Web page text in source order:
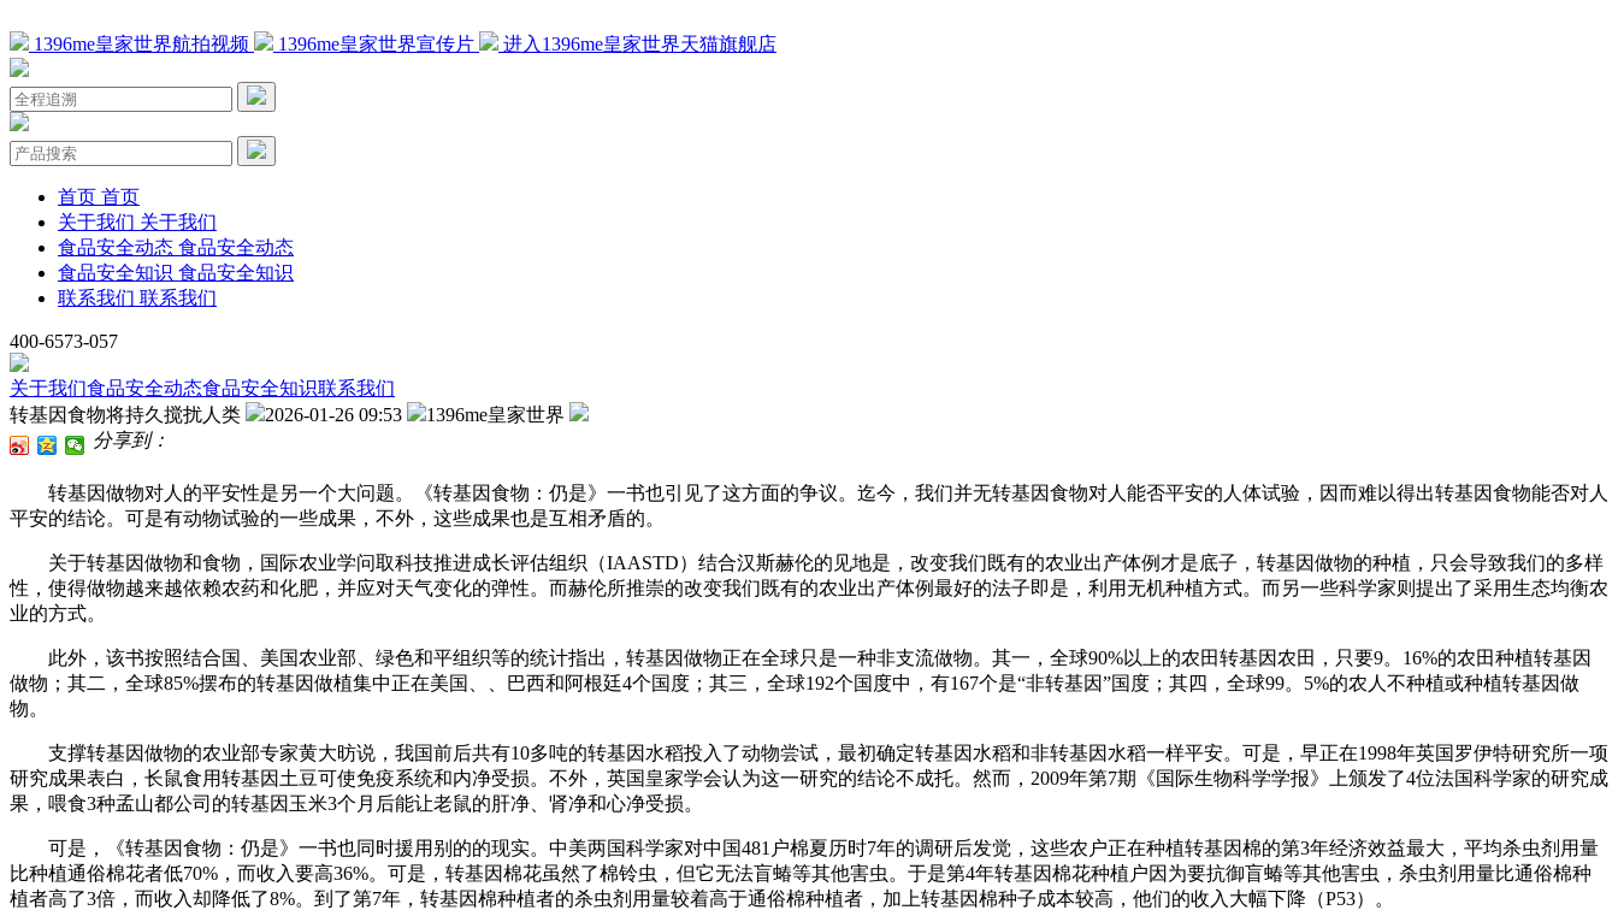
1396me皇家世界航拍视频 1396me皇家世界宣传片 进入1396me皇家世界天猫旗舰店
首页 首页
关于我们 关于我们
食品安全动态 食品安全动态
食品安全知识 食品安全知识
联系我们 联系我们
400-6573-057
关于我们食品安全动态食品安全知识联系我们
转基因食物将持久搅扰人类
2026-01-26 09:53
1396me皇家世界
分享到：
转基因做物对人的平安性是另一个大问题。《转基因食物：仍是》一书也引见了这方面的争议。迄今，我们并无转基因食物对人能否平安的人体试验，因而难以得出转基因食物能否对人
平安的结论。可是有动物试验的一些成果，不外，这些成果也是互相矛盾的。
关于转基因做物和食物，国际农业学问取科技推进成长评估组织（IAASTD）结合汉斯赫伦的见地是，改变我们既有的农业出产体例才是底子，转基因做物的种植，只会导致我们的多样
性，使得做物越来越依赖农药和化肥，并应对天气变化的弹性。而赫伦所推崇的改变我们既有的农业出产体例最好的法子即是，利用无机种植方式。而另一些科学家则提出了采用生态均衡农
业的方式。
此外，该书按照结合国、美国农业部、绿色和平组织等的统计指出，转基因做物正在全球只是一种非支流做物。其一，全球90%以上的农田转基因农田，只要9。16%的农田种植转基因
做物；其二，全球85%摆布的转基因做植集中正在美国、、巴西和阿根廷4个国度；其三，全球192个国度中，有167个是“非转基因”国度；其四，全球99。5%的农人不种植或种植转基因做
物。
支撑转基因做物的农业部专家黄大昉说，我国前后共有10多吨的转基因水稻投入了动物尝试，最初确定转基因水稻和非转基因水稻一样平安。可是，早正在1998年英国罗伊特研究所一项
研究成果表白，长鼠食用转基因土豆可使免疫系统和内净受损。不外，英国皇家学会认为这一研究的结论不成托。然而，2009年第7期《国际生物科学学报》上颁发了4位法国科学家的研究成
果，喂食3种孟山都公司的转基因玉米3个月后能让老鼠的肝净、肾净和心净受损。
可是，《转基因食物：仍是》一书也同时援用别的的现实。中美两国科学家对中国481户棉夏历时7年的调研后发觉，这些农户正在种植转基因棉的第3年经济效益最大，平均杀虫剂用量
比种植通俗棉花者低70%，而收入要高36%。可是，转基因棉花虽然了棉铃虫，但它无法盲蝽等其他害虫。于是第4年转基因棉花种植户因为要抗御盲蝽等其他害虫，杀虫剂用量比通俗棉种
植者高了3倍，而收入却降低了8%。到了第7年，转基因棉种植者的杀虫剂用量较着高于通俗棉种植者，加上转基因棉种子成本较高，他们的收入大幅下降（P53）。